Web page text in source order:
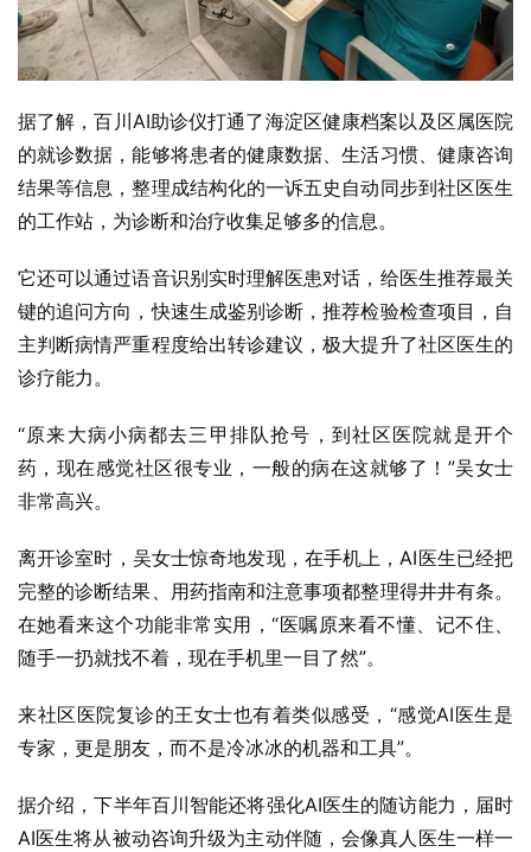
据了解，百川AI助诊仪打通了海淀区健康档案以及区属医院
的就诊数据，能够将患者的健康数据、生活习惯、健康咨询
结果等信息，整理成结构化的一诉五史自动同步到社区医生
的工作站，为诊断和治疗收集足够多的信息。
它还可以通过语音识别实时理解医患对话，给医生推荐最关
键的追问方向，快速生成鉴别诊断，推荐检验检查项目，自
主判断病情严重程度给出转诊建议，极大提升了社区医生的
诊疗能力。
“原来大病小病都去三甲排队抢号，到社区医院就是开个
药，现在感觉社区很专业，一般的病在这就够了！”吴女士
非常高兴。
离开诊室时，吴女士惊奇地发现，在手机上，AI医生已经把
完整的诊断结果、用药指南和注意事项都整理得井井有条。
在她看来这个功能非常实用，“医嘱原来看不懂、记不住、
随手一扔就找不着，现在手机里一目了然”。
来社区医院复诊的王女士也有着类似感受，“感觉AI医生是
专家，更是朋友，而不是冷冰冰的机器和工具”。
据介绍，下半年百川智能还将强化AI医生的随访能力，届时
AI医生将从被动咨询升级为主动伴随，会像真人医生一样一